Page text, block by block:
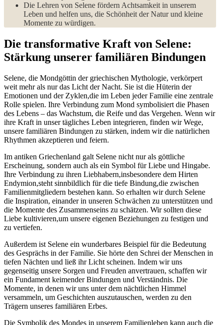
Die Lehren von Selene ​fördern Achtsamkeit in unserem
Leben und⁣ helfen uns, die ​Schönheit der Natur und kleine
Momente zu würdigen.
Die transformative Kraft von Selene:
Stärkung unserer familiären Bindungen
Selene, ⁣die Mondgöttin der griechischen Mythologie, verkörpert​
weit mehr als nur ​das Licht der Nacht.⁢ Sie ist die⁢ Hüterin der
Emotionen ‌und der Zyklen,die⁤ im Leben jeder Familie eine​ zentrale
Rolle ⁤spielen. Ihre‍ Verbindung zum Mond symbolisiert‌ die ‍Phasen
des Lebens – das Wachstum, die Reife und das Vergehen.​ Wenn‍ wir
ihre Kraft in unser tägliches ⁢Leben integrieren, finden wir Wege,⁤
unsere⁢ familiären Bindungen zu‍ stärken, ⁢indem wir die natürlichen
Rhyth­men akzeptieren und feiern.
Im antiken Griechenland galt Selene nicht nur als göttliche
Erscheinung, sondern auch als ein Symbol für Liebe⁣ und Hingabe.
Ihre Verbindung zu ihren Liebhabern,insbesondere dem Hirten
Endymion,steht sinnbildlich für die tiefe Bindung,die zwischen
Familienmitgliedern ‍bestehen kann. So erhalten wir durch Selene
die Inspiration, einander in unseren‍ Schwächen zu unterstützen und
die Momente des Zusammenseins zu ‌schätzen. Wir sollten diese
Liebe kultivieren,um unsere eigenen Beziehungen zu festigen und
zu vertiefen.
Außerdem ist Selene ein wunderbares Beispiel für die Bedeutung
des⁣ Gesprächs in der Familie. Sie hörte den Schrei⁤ der Menschen in
tiefen Nächten und ließ ihr Licht scheinen. Indem wir uns
gegenseitig unsere ⁣Sorgen und Freuden anvertrauen, schaffen wir
ein Fundament keimender Bindungen und Verständnis. Die
Momente, in denen wir uns unter dem nächtlichen Himmel
versammeln, um Geschichten auszutauschen, werden zu den
Trägern unseres familiären Erbes.
Die Symbolik des Mondes in unserem Familienleben kann auch die